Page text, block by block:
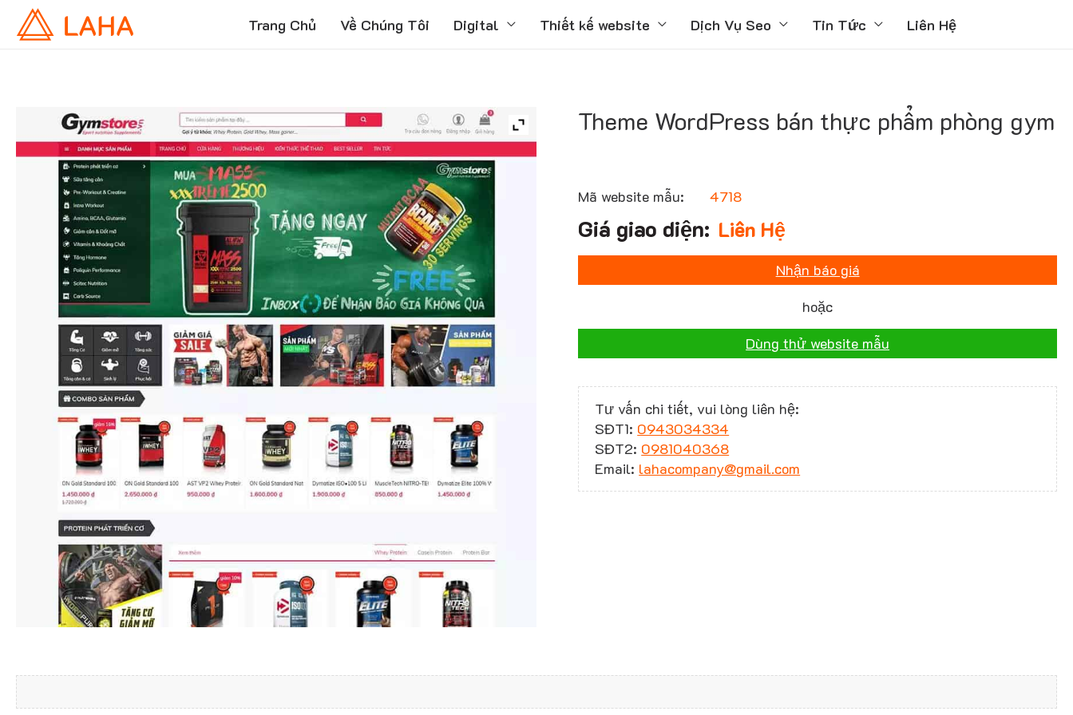
Trang Chủ Về Chúng Tôi Digital Thiết kế website Dịch Vụ Seo Tin Tức Liên Hệ
Theme WordPress bán thực phẩm phòng gym
Mã website mẫu: 4718
Liên Hệ
Nhận báo giá
hoặc
Dùng thử website mẫu
Tư vấn chi tiết, vui lòng liên hệ:
SĐT1: 0943034334
SĐT2: 0981040368
Email: lahacompany@gmail.com